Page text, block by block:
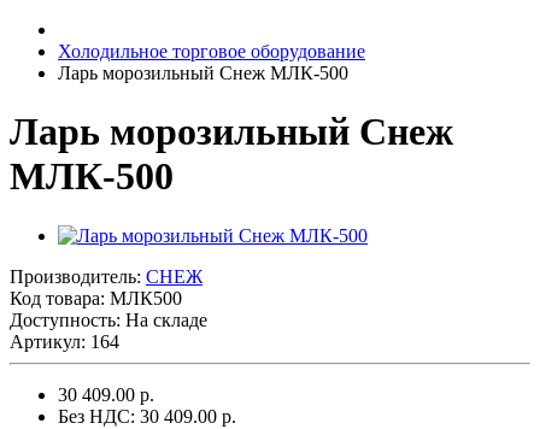
Холодильное торговое оборудование
Ларь морозильный Снеж МЛК-500
Ларь морозильный Снеж
МЛК-500
Производитель: СНЕЖ
Код товара: МЛК500
Доступность: На складе
Артикул: 164
30 409.00 р.
Без НДС: 30 409.00 р.